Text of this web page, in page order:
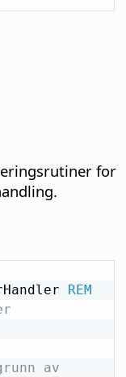
for
REM
av